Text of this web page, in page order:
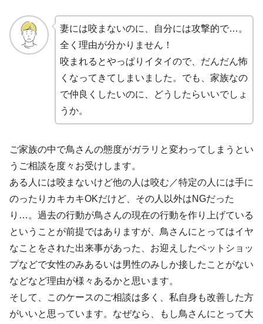
妻には咬まないのに、自分には攻撃的で…。
全く理由が分かりません！
咬まれるとやっぱりイタイので、だんだん怖
くなってきてしまいました。でも、家族なの
で仲良くしたいのに、どうしたらいいでしょ
うか。
ご家族の中で鳥さんの態度がガラリと変わってしまうとい
うご相談を度々お受けします。
ある人には咬まないけど他の人は咬む／特定の人には手に
のったりカキカキOKだけど、その人以外はNGだった
り…。過去の行動が鳥さんの現在の行動を作り上げている
ということが前提ではありますが、鳥さんにとってはイヤ
なことをされた出来事があった、お迎えしたペットショッ
プなどで女性のみあるいは男性のみしか接したことがない
などなど理由が様々あるかと思います。
そして、このケースのご相談は多く、私自身も改善した方
がいいと思っています。なぜなら、もし鳥さんにとって大